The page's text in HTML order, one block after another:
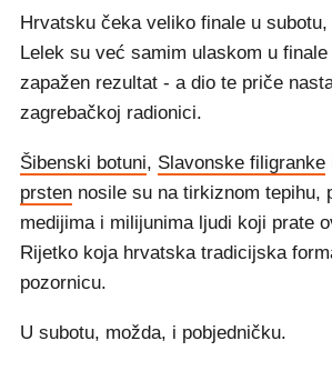
Hrvatsku čeka veliko finale u
Lelek su već samim ulaskom u
zapažen rezultat - a dio te priče
zagrebačkoj radionici.
Šibenski botuni, Slavonske filigranke
prsten nosile su na tirkiznom tepihu,
medijima i milijunima ljudi koji prate
Rijetko koja hrvatska tradicijska
pozornicu.
U subotu, možda, i pobjedničku.